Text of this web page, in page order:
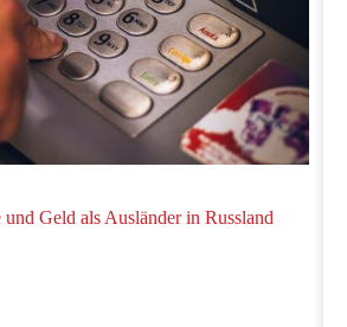
und Geld als Ausländer in Russland